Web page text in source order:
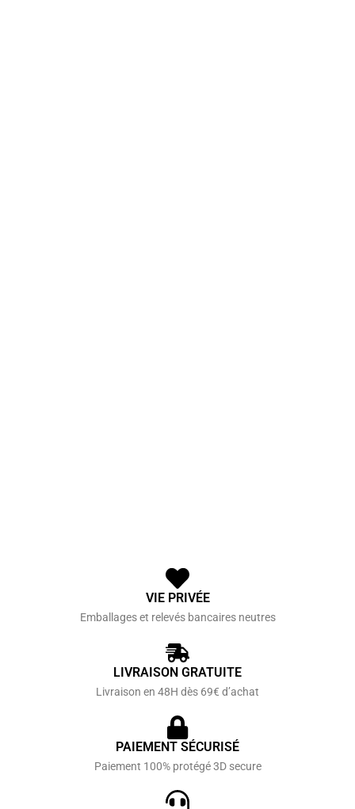
VIE PRIVÉE
Emballages et relevés bancaires neutres
LIVRAISON GRATUITE
Livraison en 48H dès 69€ d’achat
PAIEMENT SÉCURISÉ
Paiement 100% protégé 3D secure